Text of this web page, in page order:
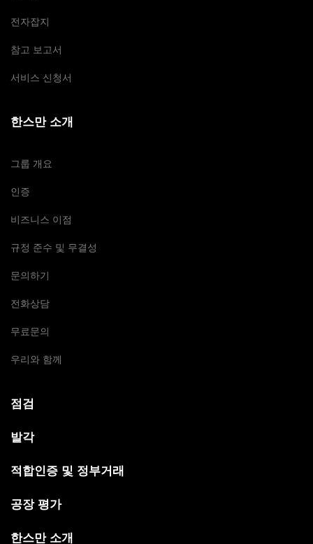
전자잡지
참고 보고서
서비스 신청서
한스만 소개
그룹 개요
인증
비즈니스 이점
규정 준수 및 무결성
문의하기
전화상담
무료문의
우리와 함께
점검
발각
적합인증 및 정부거래
공장 평가
한스만 소개